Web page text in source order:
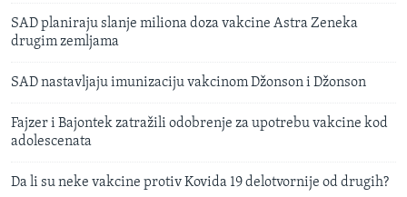
SAD planiraju slanje miliona doza vakcine Astra Zeneka
drugim zemljama
SAD nastavljaju imunizaciju vakcinom Džonson i Džonson
Fajzer i Bajontek zatražili odobrenje za upotrebu vakcine kod
adolescenata
Da li su neke vakcine protiv Kovida 19 delotvornije od drugih?